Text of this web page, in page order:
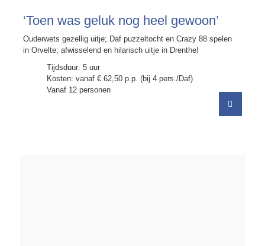
‘Toen was geluk nog heel gewoon’
Ouderwets gezellig uitje; Daf puzzeltocht en Crazy 88 spelen
in Orvelte; afwisselend en hilarisch uitje in Drenthe!
Tijdsduur: 5 uur
Kosten: vanaf € 62,50 p.p. (bij 4 pers./Daf)
Vanaf 12 personen